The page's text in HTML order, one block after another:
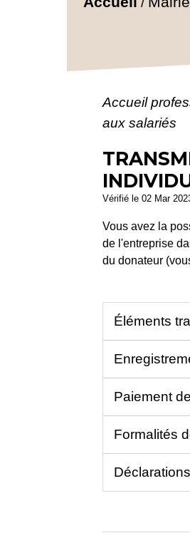
Accueil
aux salariés
Vérifié le 02 Mar
Vous avez la
de l'entreprise
du donateur
Éléments
Paiement
Formalités